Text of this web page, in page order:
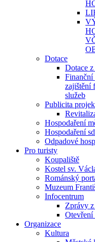
Dotace
Dotace
Finanční
zajištění
služeb
Publicita
Hospodaření
Hospodaření
Odpadové
Pro turisty
Koupaliště
Kostel sv.
Románský
Muzeum
Infocentrum
Zprávy
Otevření
Organizace
Kultura